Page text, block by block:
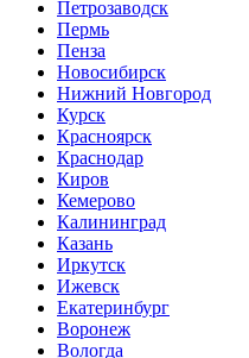
Петрозаводск
Пермь
Пенза
Новосибирск
Нижний Новгород
Курск
Красноярск
Краснодар
Киров
Кемерово
Калининград
Казань
Иркутск
Ижевск
Екатеринбург
Воронеж
Вологда